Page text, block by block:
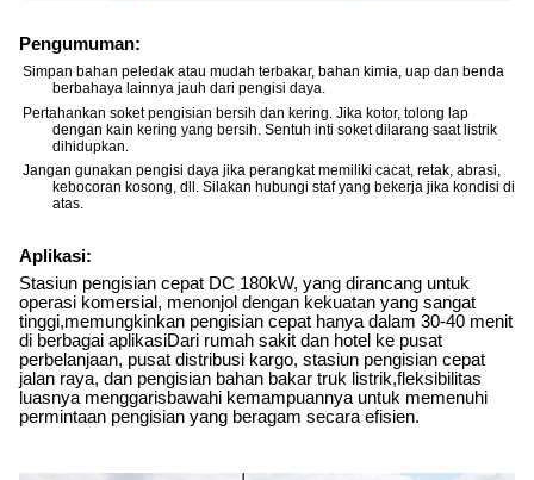
Pengumuman:
Simpan bahan peledak atau mudah terbakar, bahan kimia, uap dan benda
berbahaya lainnya jauh dari pengisi daya.
Pertahankan soket pengisian bersih dan kering. Jika kotor, tolong lap
dengan kain kering yang bersih. Sentuh inti soket dilarang saat listrik
dihidupkan.
Jangan gunakan pengisi daya jika perangkat memiliki cacat, retak, abrasi,
kebocoran kosong, dll. Silakan hubungi staf yang bekerja jika kondisi di
atas.
Aplikasi:
Stasiun pengisian cepat DC 180kW, yang dirancang untuk
operasi komersial, menonjol dengan kekuatan yang sangat
tinggi,memungkinkan pengisian cepat hanya dalam 30-40 menit
di berbagai aplikasiDari rumah sakit dan hotel ke pusat
perbelanjaan, pusat distribusi kargo, stasiun pengisian cepat
jalan raya, dan pengisian bahan bakar truk listrik,fleksibilitas
luasnya menggarisbawahi kemampuannya untuk memenuhi
permintaan pengisian yang beragam secara efisien.